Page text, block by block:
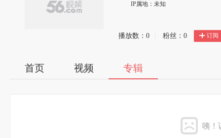
IP属地：未知
播放数： 0 粉丝： 0 订阅
首页 视频 专辑
咦！